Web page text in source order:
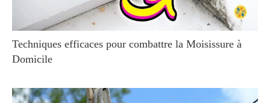
Techniques efficaces pour combattre la Moisissure à
Domicile